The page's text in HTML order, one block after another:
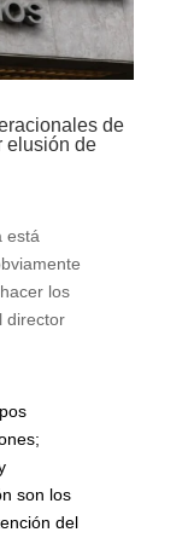
de
elusión de
está
los
director
son los
del